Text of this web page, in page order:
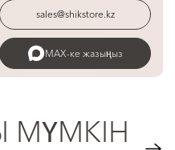
sales@shikstore.kz
MAX-ке жазыңыз
МҮМКІН